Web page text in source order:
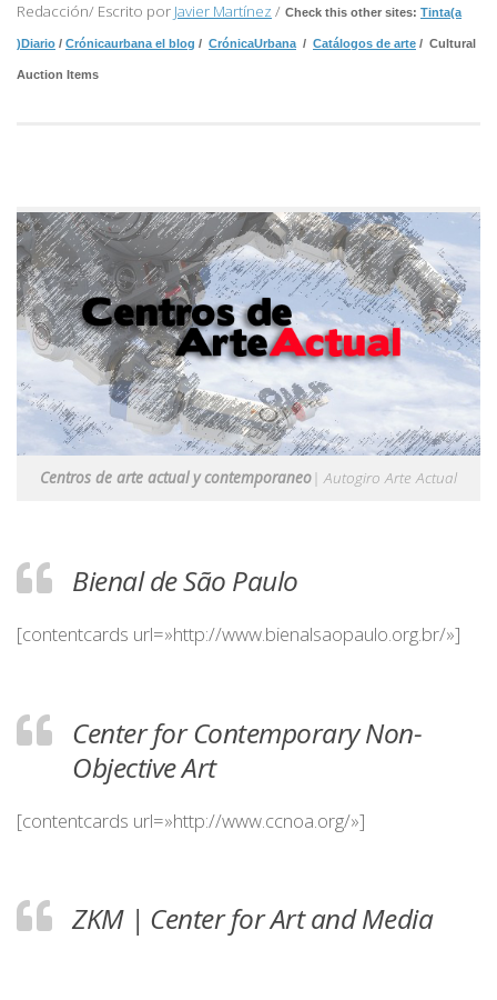
Redacción/ Escrito por Javier Martínez / Check this other sites: Tinta(a
)Diario / Crónicaurbana el blog / CrónicaUrbana / Catálogos de arte / Cultural
Auction Items
Centros de arte actual y contemporaneo| Autogiro Arte Actual
Bienal de São Paulo
[contentcards url=»http://www.bienalsaopaulo.org.br/»]
Center for Contemporary Non-
Objective Art
[contentcards url=»http://www.ccnoa.org/»]
ZKM | Center for Art and Media